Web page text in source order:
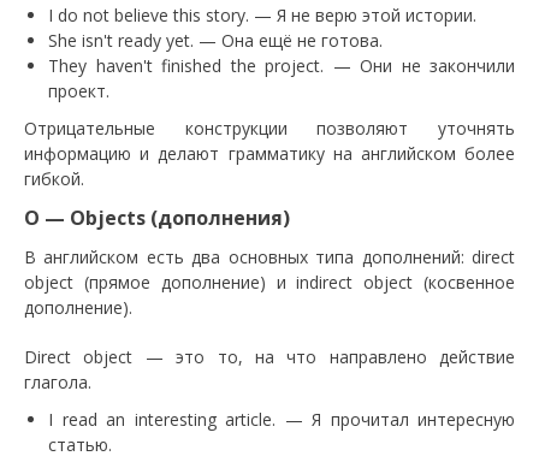
I do not believe this story. — Я не верю этой истории.
She isn't ready yet. — Она ещё не готова.
They haven't finished the project. — Они не закончили
проект.
Отрицательные конструкции позволяют уточнять
информацию и делают грамматику на английском более
гибкой.
O — Objects (дополнения)
В английском есть два основных типа дополнений: direct
object (прямое дополнение) и indirect object (косвенное
дополнение).
Direct object — это то, на что направлено действие
глагола.
I read an interesting article. — Я прочитал интересную
статью.